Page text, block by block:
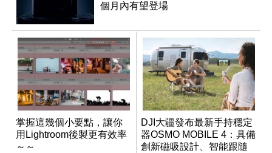
個月內有望登場
掌握這幾個小要點，讓你
用Lightroom後製更有效率
～～
DJI大疆發布最新手持穩定
器OSMO MOBILE 4：具備
創新磁吸設計、智能跟隨